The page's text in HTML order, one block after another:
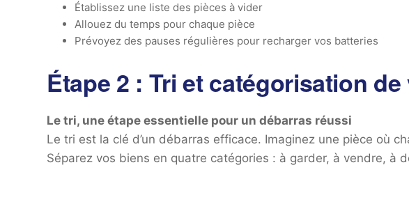
Établissez une liste des pièces à vider
Allouez du temps pour chaque pièce
Prévoyez des pauses régulières pour recharger vos batteries
Étape 2 : Tri et catégorisation
Le tri, une étape essentielle pour un débarras réussi
Le tri est la clé d’un débarras efficace. Imaginez une pièce où
Séparez vos biens en quatre catégories : à garder, à vendre, à